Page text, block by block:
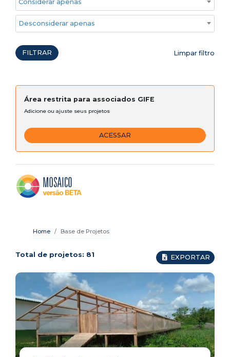
Desconsiderar apenas ações emergenciais
FILTRAR Limpar filtro
Área restrita para associados GIFE
Adicione ou ajuste seus projetos
ACESSAR
Home Base de Projetos
Total de projetos: 81 EXPORTAR